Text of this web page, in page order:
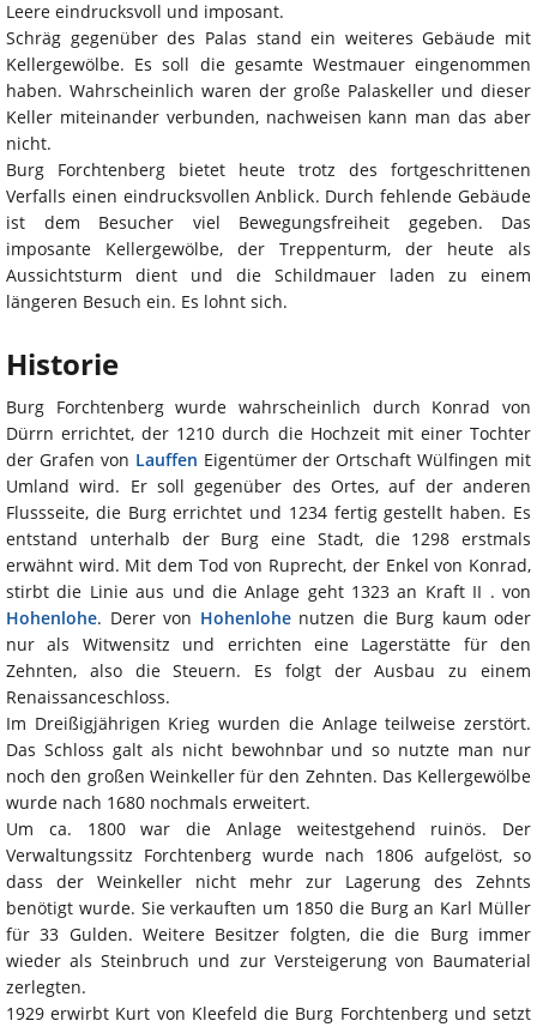
Leere eindrucksvoll und imposant.
Schräg gegenüber des Palas stand ein weiteres Gebäude mit
Kellergewölbe. Es soll die gesamte Westmauer eingenommen
haben. Wahrscheinlich waren der große Palaskeller und dieser
Keller miteinander verbunden, nachweisen kann man das aber
nicht.
Burg Forchtenberg bietet heute trotz des fortgeschrittenen
Verfalls einen eindrucksvollen Anblick. Durch fehlende Gebäude
ist dem Besucher viel Bewegungsfreiheit gegeben. Das
imposante Kellergewölbe, der Treppenturm, der heute als
Aussichtsturm dient und die Schildmauer laden zu einem
längeren Besuch ein. Es lohnt sich.
Historie
Burg Forchtenberg wurde wahrscheinlich durch Konrad von
Dürrn errichtet, der 1210 durch die Hochzeit mit einer Tochter
der Grafen von Lauffen Eigentümer der Ortschaft Wülfingen mit
Umland wird. Er soll gegenüber des Ortes, auf der anderen
Flussseite, die Burg errichtet und 1234 fertig gestellt haben. Es
entstand unterhalb der Burg eine Stadt, die 1298 erstmals
erwähnt wird. Mit dem Tod von Ruprecht, der Enkel von Konrad,
stirbt die Linie aus und die Anlage geht 1323 an Kraft II . von
Hohenlohe. Derer von Hohenlohenutzen die Burg kaum oder
nur als Witwensitz und errichten eine Lagerstätte für den
Zehnten, also die Steuern. Es folgt der Ausbau zu einem
Renaissanceschloss.
Im Dreißigjährigen Krieg wurden die Anlage teilweise zerstört.
Das Schloss galt als nicht bewohnbar und so nutzte man nur
noch den großen Weinkeller für den Zehnten. Das Kellergewölbe
wurde nach 1680 nochmals erweitert.
Um ca. 1800 war die Anlage weitestgehend ruinös. Der
Verwaltungssitz Forchtenberg wurde nach 1806 aufgelöst, so
dass der Weinkeller nicht mehr zur Lagerung des Zehnts
benötigt wurde. Sie verkauften um 1850 die Burg an Karl Müller
für 33 Gulden. Weitere Besitzer folgten, die die Burg immer
wieder als Steinbruch und zur Versteigerung von Baumaterial
zerlegten.
1929 erwirbt Kurt von Kleefeld die Burg Forchtenberg und setzt